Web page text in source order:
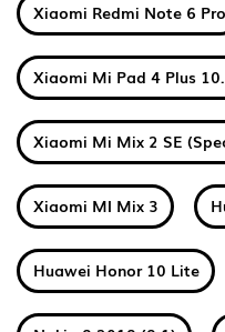
Xiaomi Redmi Note 6 Pro
Xiaomi Mi Pad 4 Plus
Xiaomi Mi Mix 2 SE
Xiaomi MI Mix 3
Huawei Honor 10 Lite